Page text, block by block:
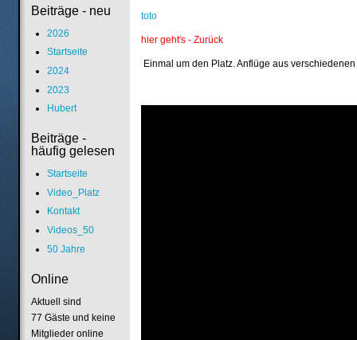
toto
hier geht's - Zurück
Einmal um den Platz. Anflüge aus
Beiträge - neu
2026
Startseite
2024
2023
Hubert
Beiträge -
häufig gelesen
Startseite
Video_Platz
Kontakt
Videos_50
50 Jahre
Online
Aktuell sind
77 Gäste und keine
Mitglieder online